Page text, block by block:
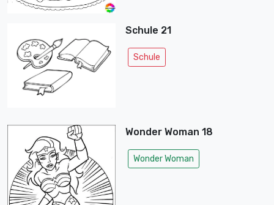
Schule 21
Schule
Wonder Woman 18
Wonder Woman